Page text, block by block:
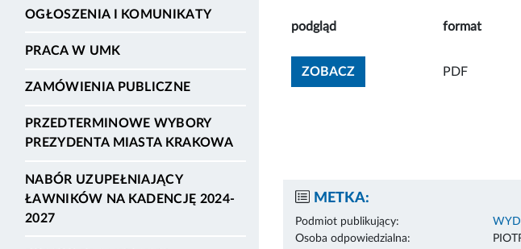
OGŁOSZENIA I KOMUNIKATY
PRACA W UMK
ZAMÓWIENIA PUBLICZNE
PRZEDTERMINOWE WYBORY
PREZYDENTA MIASTA KRAKOWA
NABÓR UZUPEŁNIAJĄCY
ŁAWNIKÓW NA KADENCJĘ 2024-
2027
podgląd format
ZOBACZZOBACZ ZAŁĄCZNIK
PDF
METKA:
Podmiot publikujący:
Osoba odpowiedzialna: